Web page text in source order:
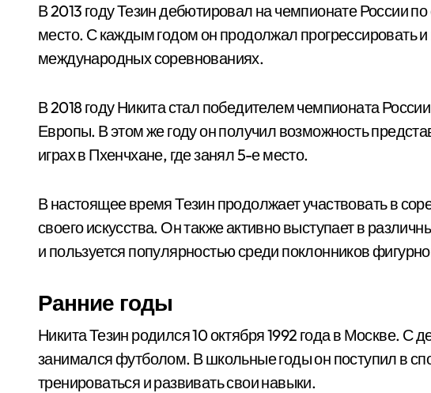
В 2013 году Тезин дебютировал на чемпионате России
место. С каждым годом он продолжал прогрессировать и
международных соревнованиях.
В 2018 году Никита стал победителем чемпионата
Европы. В этом же году он получил возможность
играх в Пхенчхане, где занял 5-е место.
В настоящее время Тезин продолжает участвовать в
своего искусства. Он также активно выступает в
и пользуется популярностью среди поклонников
Ранние годы
Никита Тезин родился 10 октября 1992 года в Москве. С
занимался футболом. В школьные годы он поступил в
тренироваться и развивать свои навыки.